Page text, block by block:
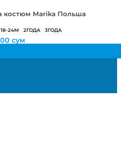
костюм Marika Польша
18-24М 2ГОДА 3ГОДА
сум